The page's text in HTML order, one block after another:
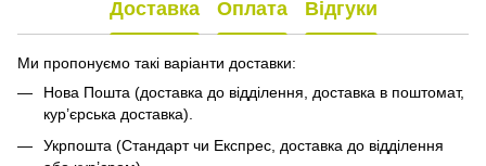
Доставка Оплата Відгуки
Ми пропонуємо такі варіанти доставки:
Нова Пошта (доставка до відділення, доставка в поштомат,
кур’єрська доставка).
Укрпошта (Стандарт чи Експрес, доставка до відділення